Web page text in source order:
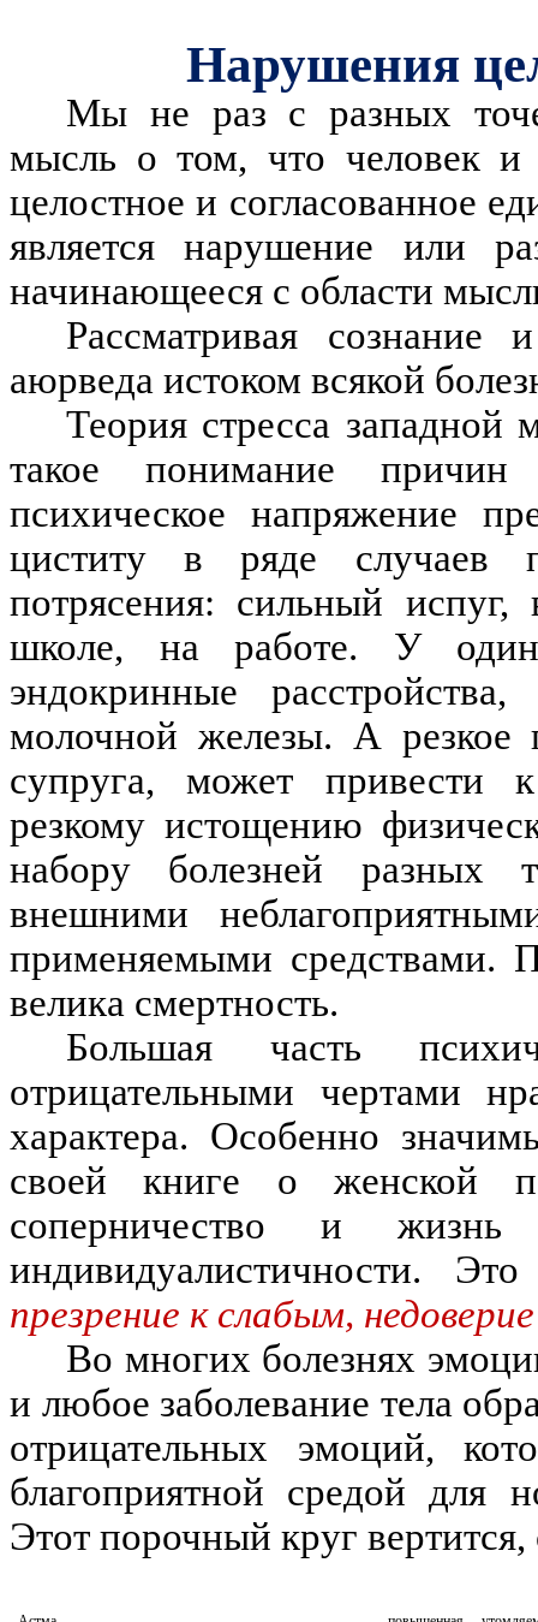
Нарушения
Мы не раз с разных
мысль о том, что человек и
целостное и согласованное
является нарушение или
начинающееся с области
Рассматривая сознание
аюрведа истоком всякой
Теория стресса западной
такое понимание причин
психическое напряжение
циститу в ряде случаев
потрясения: сильный
школе, на работе. У
эндокринные
молочной железы. А резкое
супруга, может привести
резкому истощению
набору болезней разных
внешними
применяемыми средствами.
велика смертность.
Большая часть
отрицательными чертами
характера. Особенно
своей книге о женской
соперничество и
индивидуалистичности. Это
презрение к слабым,
Во многих болезнях
и любое заболевание тела
отрицательных эмоций,
благоприятной средой для
Этот порочный круг вертится,